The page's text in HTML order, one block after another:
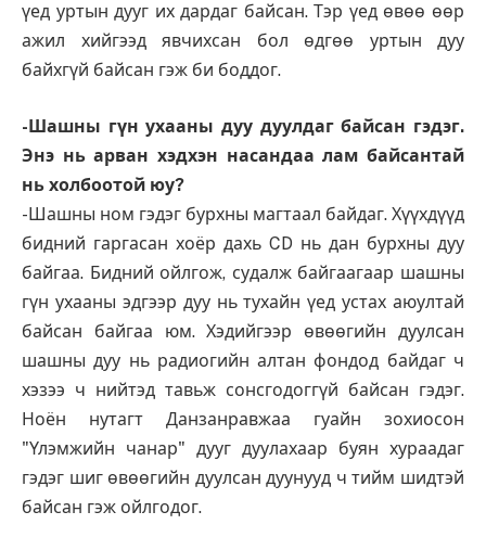
үед уртын дууг их дардаг байсан. Тэр үед өвөө өөр
ажил хийгээд явчихсан бол өдгөө уртын дуу
байхгүй байсан гэж би боддог.
-Шашны гүн ухааны дуу дуулдаг байсан гэдэг.
Энэ нь арван хэдхэн насандаа лам байсантай
нь холбоотой юу?
-Шашны ном гэдэг бурхны магтаал байдаг. Хүүхдүүд
бидний гаргасан хоёр дахь CD нь дан бурхны дуу
байгаа. Бидний ойлгож, судалж байгаагаар шашны
гүн ухааны эдгээр дуу нь тухайн үед устах аюултай
байсан байгаа юм. Хэдийгээр өвөөгийн дуулсан
шашны дуу нь радиогийн алтан фондод байдаг ч
хэзээ ч нийтэд тавьж сонсгодоггүй байсан гэдэг.
Ноён нутагт Данзанравжаа гуайн зохиосон
"Үлэмжийн чанар" дууг дуулахаар буян хураадаг
гэдэг шиг өвөөгийн дуулсан дуунууд ч тийм шидтэй
байсан гэж ойлгодог.